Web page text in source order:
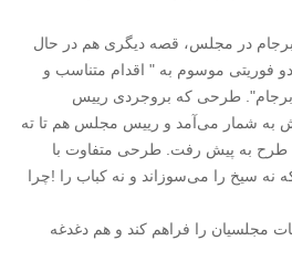
برجام در مجلس، قصه دیگری هم در حال
فوریتی موسوم به " اقدام متناسب و
برجام". طرحی که بروجردی رییس
به شمار می‌آمد و رییس مجلس هم تا ته
طرح به پیش رفت. طرحی متفاوت با
نه سیخ را می‌سوزاند و نه کباب را !چرا
مجلسیان را فراهم کند و هم دغدغه